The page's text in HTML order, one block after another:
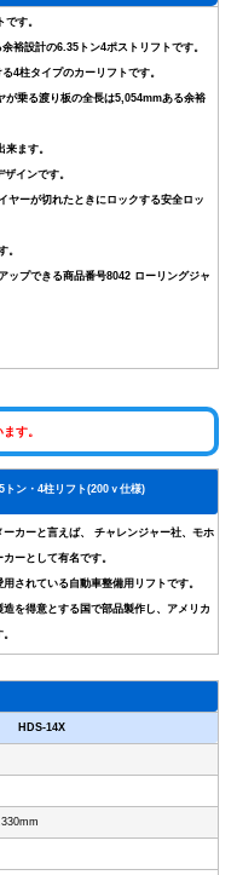
す。
裕設計の6.35トン4ポストリフトです。
4柱タイプのカーリフトです。
が乗る渡り板の全長は5,054mmある余裕
ます。
インです。
ヤーが切れたときにロックする安全ロッ
。
ップできる商品番号8042 ローリングジャ
す。
ン・4柱リフト(200ｖ仕様)
カーと言えば、 チャレンジャー社、モホ
ーとして有名です。
されている自動車整備用リフトです。
を得意とする国で部品製作し、アメリカ
HDS-14X